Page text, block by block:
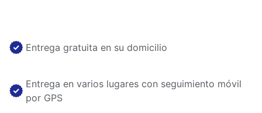
Entrega gratuita en su domicilio
Entrega en varios lugares con seguimiento móvil
por GPS